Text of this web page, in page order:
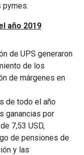
pymes.
año 2019
de UPS generaron
de los
de márgenes en
de todo el año
ganancias por
7,53 USD,
de pensiones de
y las